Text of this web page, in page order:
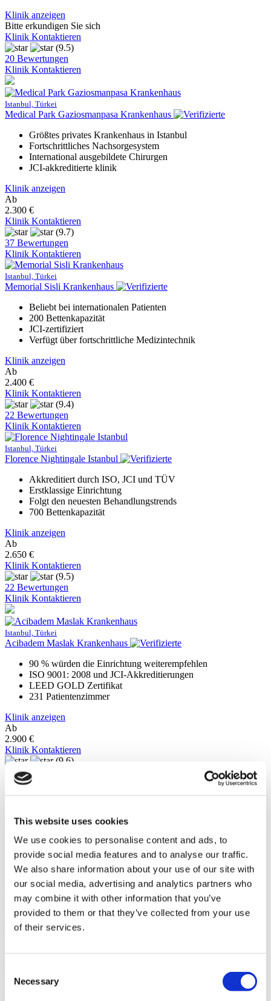
This website uses cookies
We use cookies to personalise content and ads, to
provide social media features and to analyse our traffic.
We also share information about your use of our site with
our social media, advertising and analytics partners who
may combine it with other information that you’ve
provided to them or that they’ve collected from your use
of their services.
Selection
Necessary
Klinik anzeigen
Bitte erkundigen Sie sich
Klinik Kontaktieren
(9.5)
20 Bewertungen
Klinik Kontaktieren
Istanbul, Türkei
Medical Park Gaziosmanpasa Krankenhaus
Größtes privates Krankenhaus in Istanbul
Fortschrittliches Nachsorgesystem
International ausgebildete Chirurgen
JCI-akkreditierte klinik
Klinik anzeigen
Ab
2.300 €
Klinik Kontaktieren
(9.7)
37 Bewertungen
Klinik Kontaktieren
Istanbul, Türkei
Memorial Sisli Krankenhaus
Beliebt bei internationalen Patienten
200 Bettenkapazität
JCI-zertifiziert
Verfügt über fortschrittliche Medizintechnik
Klinik anzeigen
Ab
2.400 €
Klinik Kontaktieren
(9.4)
22 Bewertungen
Klinik Kontaktieren
Istanbul, Türkei
Florence Nightingale Istanbul
Akkreditiert durch ISO, JCI und TÜV
Erstklassige Einrichtung
Folgt den neuesten Behandlungstrends
700 Bettenkapazität
Klinik anzeigen
Ab
2.650 €
Klinik Kontaktieren
(9.5)
22 Bewertungen
Klinik Kontaktieren
Istanbul, Türkei
Acibadem Maslak Krankenhaus
90 % würden die Einrichtung weiterempfehlen
ISO 9001: 2008 und JCI-Akkreditierungen
LEED GOLD Zertifikat
231 Patientenzimmer
Klinik anzeigen
Ab
2.900 €
Klinik Kontaktieren
(9.6)
18 Bewertungen
Klinik Kontaktieren
Kent Krankenhaus
95 % würden weiterempfehlen
22 Ärzte im medizinischen Bereich
Über 1000 Behandlungen (Operationen) im letzten Jahr
Modernes Krankenhaus wurde im Jahr 2008 gegründet
Klinik anzeigen
Ab
2.200 €
Klinik Kontaktieren
(9.5)
Klinik Kontaktieren
Istanbul, Türkei
Medipol Mega University Krankenhaus